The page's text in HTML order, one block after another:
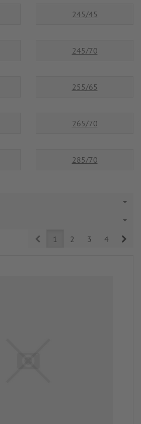
245/45
245/70
255/65
265/70
285/70
Prev1 2 3 4